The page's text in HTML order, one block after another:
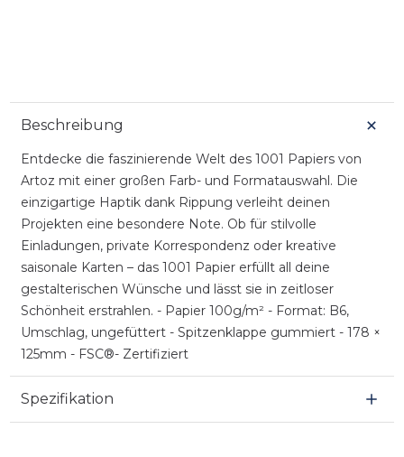
Beschreibung
Entdecke die faszinierende Welt des 1001 Papiers von
Artoz mit einer großen Farb- und Formatauswahl. Die
einzigartige Haptik dank Rippung verleiht deinen
Projekten eine besondere Note. Ob für stilvolle
Einladungen, private Korrespondenz oder kreative
saisonale Karten – das 1001 Papier erfüllt all deine
gestalterischen Wünsche und lässt sie in zeitloser
Schönheit erstrahlen. - Papier 100g/m² - Format: B6,
Umschlag, ungefüttert - Spitzenklappe gummiert - 178 ×
125mm - FSC®- Zertifiziert
Spezifikation